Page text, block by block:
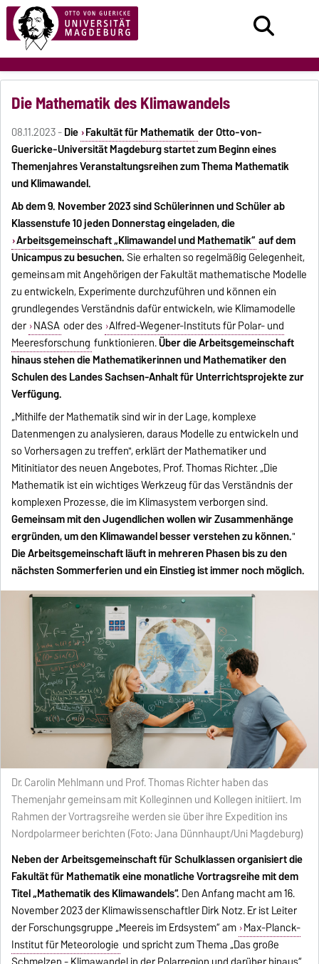
Die Mathematik des Klimawandels
08.11.2023 -Die Fakultät für Mathematik der Otto-von-
Guericke-Universität Magdeburg startet zum Beginn eines
Themenjahres Veranstaltungsreihen zum Thema Mathematik
und Klimawandel.
Ab dem 9. November 2023 sind Schülerinnen und Schüler ab
Klassenstufe 10 jeden Donnerstag eingeladen, die
Arbeitsgemeinschaft „Klimawandel und Mathematik“ auf dem
Unicampus zu besuchen. Sie erhalten so regelmäßig Gelegenheit,
gemeinsam mit Angehörigen der Fakultät mathematische Modelle
zu entwickeln, Experimente durchzuführen und können ein
grundlegendes Verständnis dafür entwickeln, wie Klimamodelle
der NASA oder des Alfred-Wegener-Instituts für Polar- und
Meeresforschung funktionieren.Über die Arbeitsgemeinschaft
hinaus stehen die Mathematikerinnen und Mathematiker den
Schulen des Landes Sachsen-Anhalt für Unterrichtsprojekte zur
Verfügung.
„Mithilfe der Mathematik sind wir in der Lage, komplexe
Datenmengen zu analysieren, daraus Modelle zu entwickeln und
so Vorhersagen zu treffen", erklärt der Mathematiker und
Mitinitiator des neuen Angebotes, Prof. Thomas Richter. „Die
Mathematik ist ein wichtiges Werkzeug für das Verständnis der
komplexen Prozesse, die im Klimasystem verborgen sind.
Gemeinsam mit den Jugendlichen wollen wir Zusammenhänge
ergründen, um den Klimawandel besser verstehen zu können."
Die Arbeitsgemeinschaft läuft in mehreren Phasen bis zu den
nächsten Sommerferien und ein Einstieg ist immer noch möglich.
Dr. Carolin Mehlmann und Prof. Thomas Richter haben das
Themenjahr gemeinsam mit Kolleginnen und Kollegen initiiert. Im
Rahmen der Vortragsreihe werden sie über ihre Expedition ins
Nordpolarmeer berichten (Foto: Jana Dünnhaupt/Uni Magdeburg)
Neben der Arbeitsgemeinschaft für Schulklassen organisiert die
Fakultät für Mathematik eine monatliche Vortragsreihe mit dem
Titel „Mathematik des Klimawandels“. Den Anfang macht am 16.
November 2023 der Klimawissenschaftler Dirk Notz. Er ist Leiter
der Forschungsgruppe „Meereis im Erdsystem“ am Max-Planck-
Institut für Meteorologie und spricht zum Thema „Das große